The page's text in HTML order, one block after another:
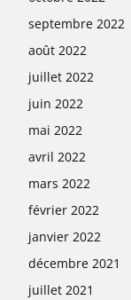
septembre 2022
août 2022
juillet 2022
juin 2022
mai 2022
avril 2022
mars 2022
février 2022
janvier 2022
décembre 2021
juillet 2021